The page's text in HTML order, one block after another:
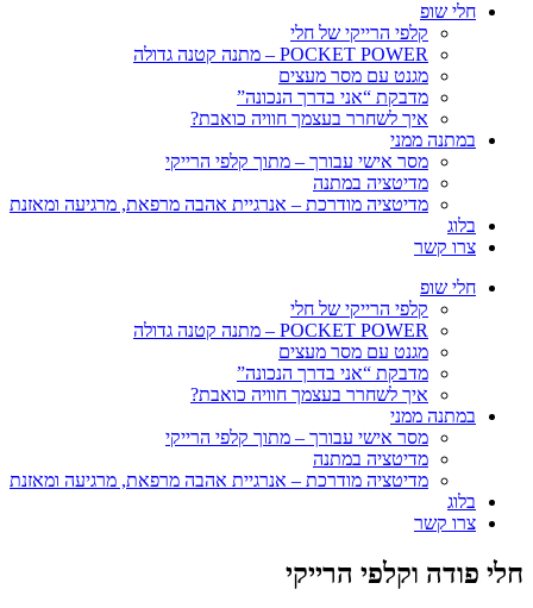
חלי שופ
קלפי הרייקי של חלי
POCKET POWER – מתנה קטנה גדולה
מגנט עם מסר מעצים
מדבקת “אני בדרך הנכונה”
איך לשחרר בעצמך חוויה כואבת?
במתנה ממני
מסר אישי עבורך – מתוך קלפי הרייקי
מדיטציה במתנה
מדיטציה מודרכת – אנרגיית אהבה מרפאת, מרגיעה ומאזנת
בלוג
צרו קשר
חלי שופ
קלפי הרייקי של חלי
POCKET POWER – מתנה קטנה גדולה
מגנט עם מסר מעצים
מדבקת “אני בדרך הנכונה”
איך לשחרר בעצמך חוויה כואבת?
במתנה ממני
מסר אישי עבורך – מתוך קלפי הרייקי
מדיטציה במתנה
מדיטציה מודרכת – אנרגיית אהבה מרפאת, מרגיעה ומאזנת
בלוג
צרו קשר
חלי פודה וקלפי הרייקי